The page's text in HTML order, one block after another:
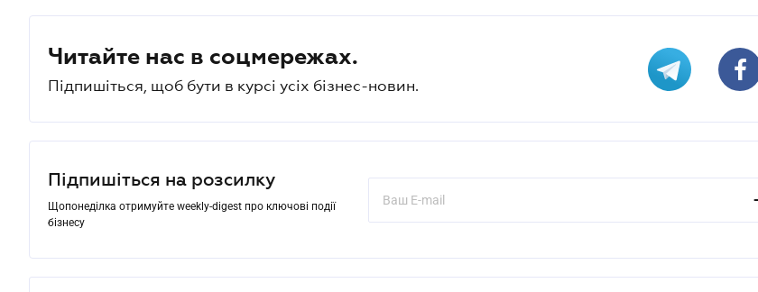
Читайте нас в соцмережах.
Підпишіться, щоб бути в курсі усіх бізнес-новин.
Підпишіться на розсилку
Щопонеділка отримуйте weekly-digest про ключові події
бізнесу